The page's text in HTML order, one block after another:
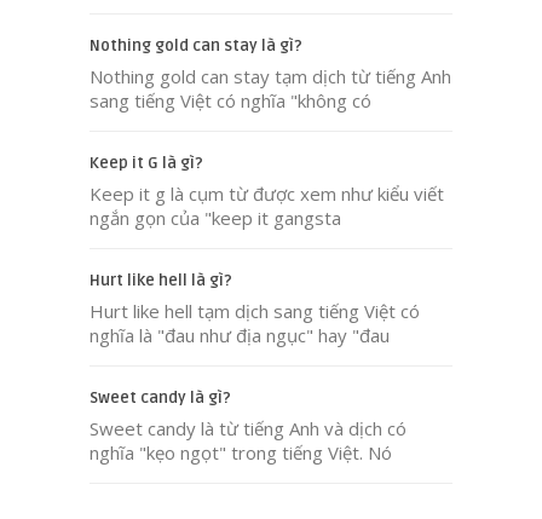
Nothing gold can stay là gì?
Nothing gold can stay tạm dịch từ tiếng Anh
sang tiếng Việt có nghĩa "không có
Keep it G là gì?
Keep it g là cụm từ được xem như kiểu viết
ngắn gọn của "keep it gangsta
Hurt like hell là gì?
Hurt like hell tạm dịch sang tiếng Việt có
nghĩa là "đau như địa ngục" hay "đau
Sweet candy là gì?
Sweet candy là từ tiếng Anh và dịch có
nghĩa "kẹo ngọt" trong tiếng Việt. Nó